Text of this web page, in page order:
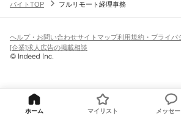
バイトTOP フルリモート経理事務
ヘルプ・お問い合わせサイトマップ利用規約・プライバ
[企業]求人広告の掲載相談
ホーム マイリスト メッセ